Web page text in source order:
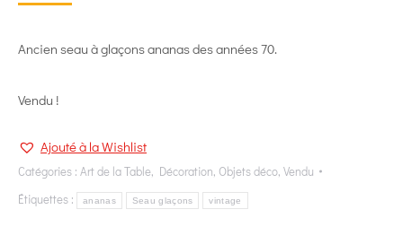
Ancien seau à glaçons ananas des années 70.
Vendu !
Ajouté à la Wishlist
Catégories : Art de la Table, Décoration, Objets déco, Vendu
Étiquettes :
ananas Seau glaçons vintage